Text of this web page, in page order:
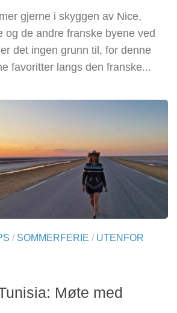
gjerne i skyggen av Nice,
og de andre franske byene ved
det ingen grunn til, for denne
favoritter langs den franske...
/ SOMMERFERIE / UTENFOR
Møte med